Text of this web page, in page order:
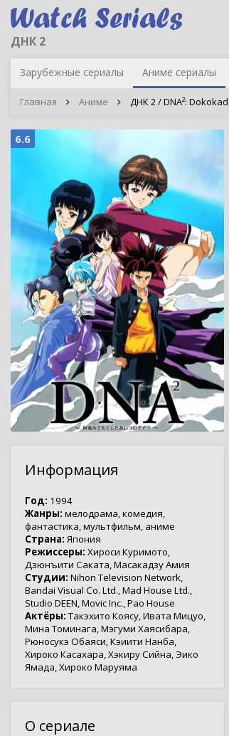
ДНК 2
Зарубежные сериалы Аниме сериалы
Главная Аниме ДНК 2 / DNA²:
6.6
Информация
Год: 1994
Жанры: мелодрама,комедия,
фантастика,мультфильм, аниме
Страна: Япония
Режиссеры: Хироси Куримото,
Дзюнъити Саката,Масакадзу Амия
Студии: Nihon Television Network,
Bandai Visual Co. Ltd.,Mad House Ltd.,
Studio DEEN,Movic Inc.,Pao House
Актёры: Такэхито Коясу,Ивата Мицуо,
Мина Томинага,Мэгуми Хаясибара,
Рюносукэ Обаяси,Кэиити Нанба,
Хироко Касахара,Хэкиру Сийна,Эико
Ямада,Хироко Маруяма
О сериале